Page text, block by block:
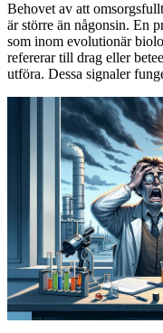
Behovet av att
är större än någonsin. En
som inom evolutionär
refererar till drag eller
utföra. Dessa signaler